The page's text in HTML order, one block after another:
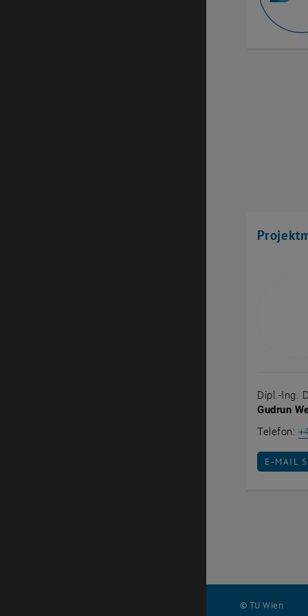
Dipl.-Ing.
Gudrun
Telefon:
E-MAIL
E-MAIL
© TU Wien